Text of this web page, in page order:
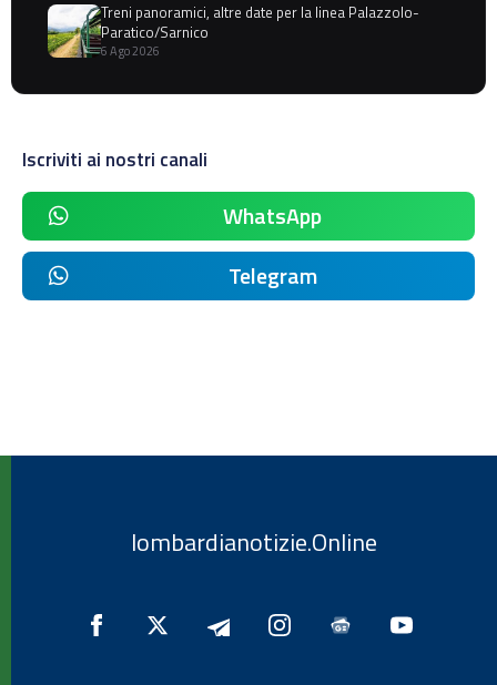
Treni panoramici, altre date per la linea Palazzolo-
Paratico/Sarnico
6 Ago 2026
Iscriviti ai nostri canali
WhatsApp
Telegram
lombardianotizie.Online